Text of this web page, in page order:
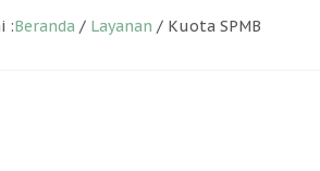
:Beranda / Layanan / Kuota SPMB